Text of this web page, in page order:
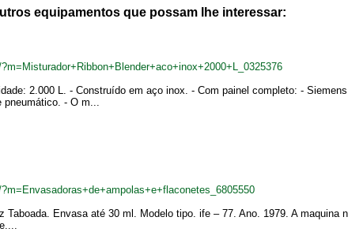
equipamentos que possam lhe interessar:
2.000 L. - Construído em aço inox. - Com painel completo: -
pneumático. - O m...
Envasa até 30 ml. Modelo tipo. ife – 77. Ano. 1979. A